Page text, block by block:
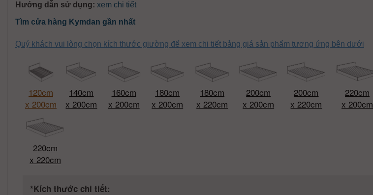
Hướng dẫn sử dụng: xem chi tiết
Tìm cửa hàng Kymdan gần nhất
Quý khách vui lòng chọn kích thước giường để xem chi tiết bảng giá sản phẩm tương ứng bên dưới
120cm
x 200cm
140cm
x 200cm
160cm
x 200cm
180cm
x 200cm
180cm
x 220cm
200cm
x 200cm
200cm
x 220cm
220cm
x 200cm
220cm
x 220cm
*Kích thước chi tiết: